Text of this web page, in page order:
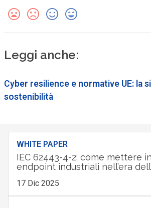
Leggi anche:
Cyber resilience e normative UE: la
sostenibilità
WHITE PAPER
IEC 62443-4-2: come mettere
endpoint industriali nell’era
17 Dic 2025